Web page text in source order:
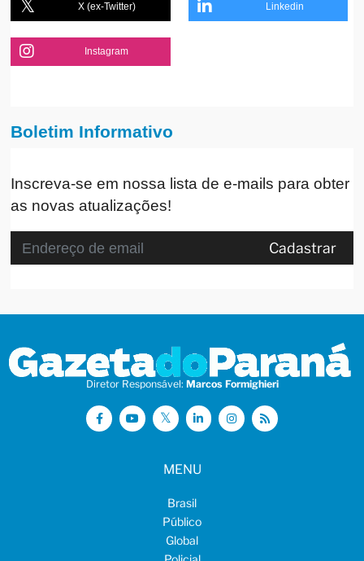
X (ex-Twitter) Linkedin
Instagram
Boletim Informativo
Inscreva-se em nossa lista de e-mails para obter
as novas atualizações!
Cadastrar
Diretor Responsável: Marcos Formighieri
MENU
Brasil
Público
Global